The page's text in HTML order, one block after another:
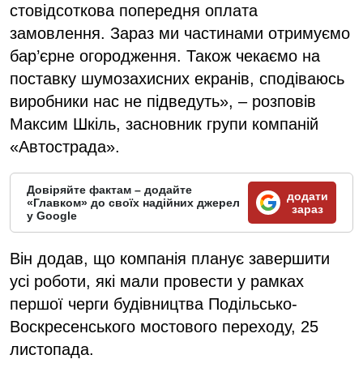
стовідсоткова попередня оплата
замовлення. Зараз ми частинами отримуємо
бар’єрне огородження. Також чекаємо на
поставку шумозахисних екранів, сподіваюсь
виробники нас не підведуть», – розповів
Максим Шкіль, засновник групи компаній
«Автострада».
Довіряйте фактам – додайте
«Главком» до своїх надійних джерел
у Google
додати
зараз
Він додав, що компанія планує завершити
усі роботи, які мали провести у рамках
першої черги будівництва Подільсько-
Воскресенського мостового переходу, 25
листопада.